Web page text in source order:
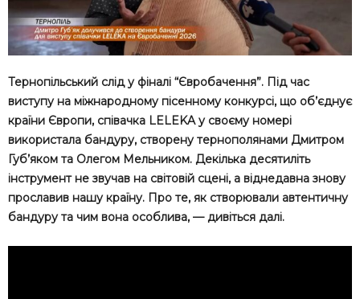
Тернопільський слід у фіналі “Євробачення”. Під час
виступу на міжнародному пісенному конкурсі, що об’єднує
країни Європи, співачка LELEKA у своєму номері
використала бандуру, створену тернополянами Дмитром
Губ’яком та Олегом Мельником. Декілька десятиліть
інструмент не звучав на світовій сцені, а віднедавна знову
прославив нашу країну. Про те, як створювали автентичну
бандуру та чим вона особлива, — дивіться далі.